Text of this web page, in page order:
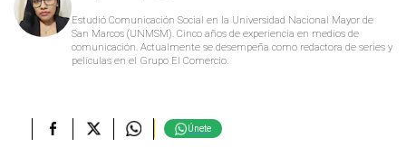
Estudió Comunicación Social en la Universidad Nacional Mayor de
San Marcos (UNMSM). Cinco años de experiencia en medios de
comunicación. Actualmente se desempeña como redactora de series y
películas en el Grupo El Comercio.
Únete